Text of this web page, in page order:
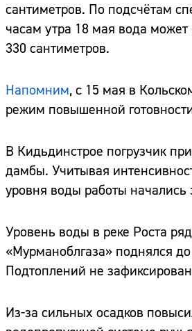
сантиметров. По подсчётам
часам утра 18 мая вода может
330 сантиметров.
Напомним, с 15 мая в
режим повышенной
В Кидьдинстрое погрузчик
дамбы. Учитывая
уровня воды работы начались
Уровень воды в реке Роста
«Мурманоблгаза» поднялся
Подтоплений не
Из-за сильных осадков